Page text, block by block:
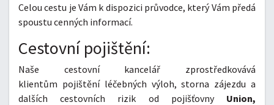
Celou cestu je Vám k dispozici průvodce, který Vám předá
spoustu cenných informací.
Cestovní pojištění:
Naše cestovní kancelář zprostředkovává
klientům pojištění léčebných výloh, storna zájezdu a
dalších cestovních rizik od pojišťovny Union,